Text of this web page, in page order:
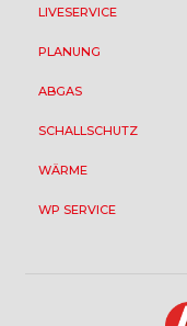
LIVESERVICE
PLANUNG
ABGAS
SCHALLSCHUTZ
WÄRME
WP SERVICE